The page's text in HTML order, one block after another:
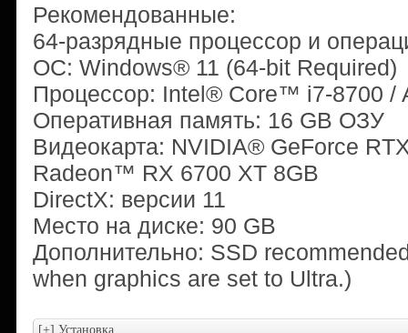
Рекомендованные:
64-разрядные процессор и
ОС: Windows® 11 (64-bit Required)
Процессор: Intel® Core™ i7-8700 /
Оперативная память: 16 GB ОЗУ
Видеокарта: NVIDIA® GeForce
Radeon™ RX 6700 XT 8GB
DirectX: версии 11
Место на диске: 90 GB
Дополнительно: SSD
when graphics are set to Ultra.)